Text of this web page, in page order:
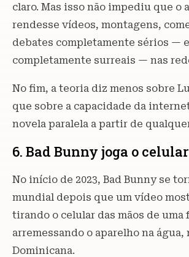
claro. Mas isso não impediu que o
rendesse vídeos, montagens,
debates completamente sérios — e
completamente surreais — nas
No fim, a teoria diz menos sobre
que sobre a capacidade da
novela paralela a partir de
6. Bad Bunny joga o
No início de 2023, Bad Bunny se
mundial depois que um vídeo
tirando o celular das mãos de uma
arremessando o aparelho na água,
Dominicana.